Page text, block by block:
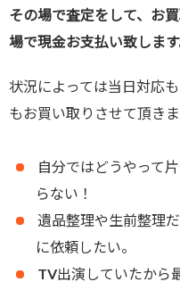
その場で査定をして、お
場で現金お支払い致します
状況によっては当日対応
もお買い取りさせて頂きま
自分ではどうやって
らない！
遺品整理や生前整理
に依頼したい。
TV出演していたから